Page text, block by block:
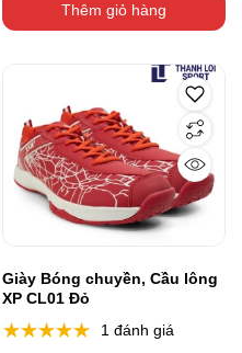
Thêm giỏ hàng
Giày Bóng chuyền, Cầu lông
XP CL01 Đỏ
1 đánh giá